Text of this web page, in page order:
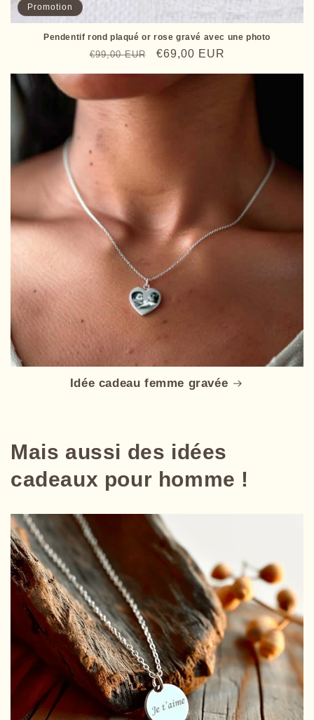
Promotion
Pendentif rond plaqué or rose gravé avec une photo
Prix
€99,00 EUR
Prix
€69,00 EUR
Idée cadeau femme gravée
Mais aussi des idées
cadeaux pour homme !